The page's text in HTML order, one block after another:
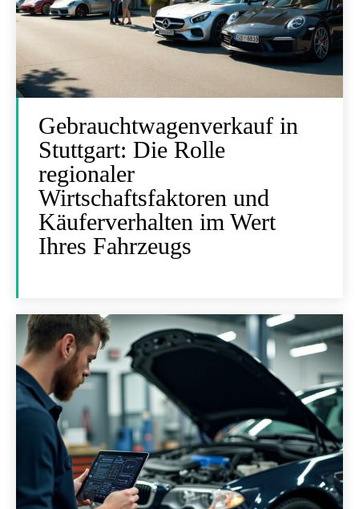
Gebrauchtwagenverkauf in
Stuttgart: Die Rolle
regionaler
Wirtschaftsfaktoren und
Käuferverhalten im Wert
Ihres Fahrzeugs